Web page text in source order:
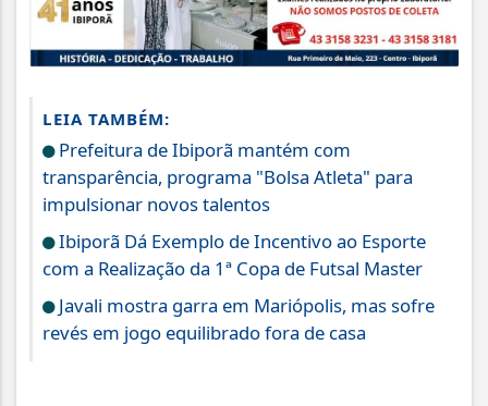
LEIA TAMBÉM:
Prefeitura de Ibiporã mantém com
transparência, programa "Bolsa Atleta" para
impulsionar novos talentos
Ibiporã Dá Exemplo de Incentivo ao Esporte
com a Realização da 1ª Copa de Futsal Master
Javali mostra garra em Mariópolis, mas sofre
revés em jogo equilibrado fora de casa